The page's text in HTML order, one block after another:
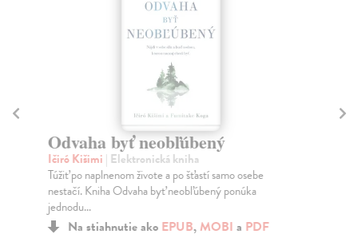
Odvaha byť neobľúbený
Ičiró Kišimi | Elektronická kniha
Túžiť po naplnenom živote a po šťastí samo osebe
nestačí. Kniha Odvaha byť neobľúbený ponúka
jednodu...
Na stiahnutie ako EPUB,MOBI a PDF